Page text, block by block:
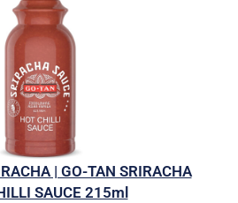
| GO-TAN SRIRACHA
SAUCE 215ml